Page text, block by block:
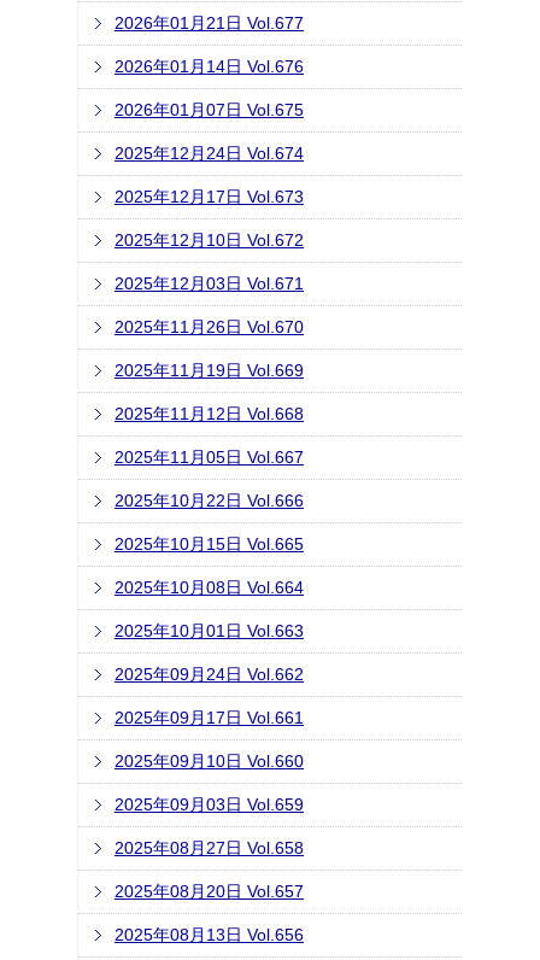
2026年01月21日 Vol.677
2026年01月14日 Vol.676
2026年01月07日 Vol.675
2025年12月24日 Vol.674
2025年12月17日 Vol.673
2025年12月10日 Vol.672
2025年12月03日 Vol.671
2025年11月26日 Vol.670
2025年11月19日 Vol.669
2025年11月12日 Vol.668
2025年11月05日 Vol.667
2025年10月22日 Vol.666
2025年10月15日 Vol.665
2025年10月08日 Vol.664
2025年10月01日 Vol.663
2025年09月24日 Vol.662
2025年09月17日 Vol.661
2025年09月10日 Vol.660
2025年09月03日 Vol.659
2025年08月27日 Vol.658
2025年08月20日 Vol.657
2025年08月13日 Vol.656